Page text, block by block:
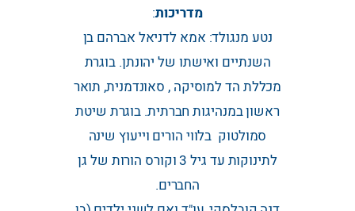
מדריכות:
נטע מנגולד: אמא לדניאל אברהם בן
השנתיים ואישתו של יהונתן. בוגרת
מכללת הד למוסיקה , סאונדמנית, תואר
ראשון במנהיגות חברתית. בוגרת שיטת
סמולטוק בלווי הורים וייעוץ שינה
לתינוקות עד גיל 3 וקורס הורות של גן
החברים.